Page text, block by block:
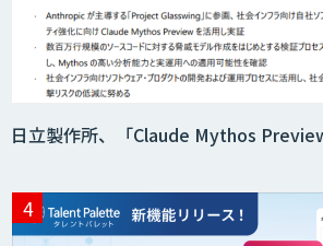
日立製作所、「Claude Mythos